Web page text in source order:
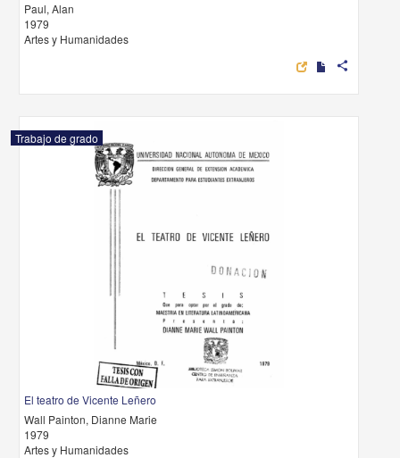
Paul, Alan
1979
Artes y Humanidades
share
Trabajo de grado
El teatro de Vicente Leñero
Wall Painton, Dianne Marie
1979
Artes y Humanidades